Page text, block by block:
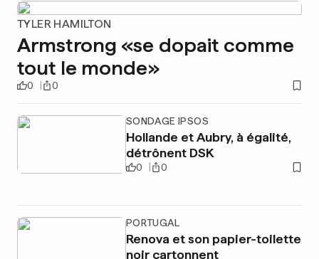
TYLER HAMILTON
Armstrong «se dopait comme
tout le monde»
0 0
SONDAGE IPSOS
Hollande et Aubry, à égalité,
détrônent DSK
0 0
PORTUGAL
Renova et son papier-toilette
noir cartonnent